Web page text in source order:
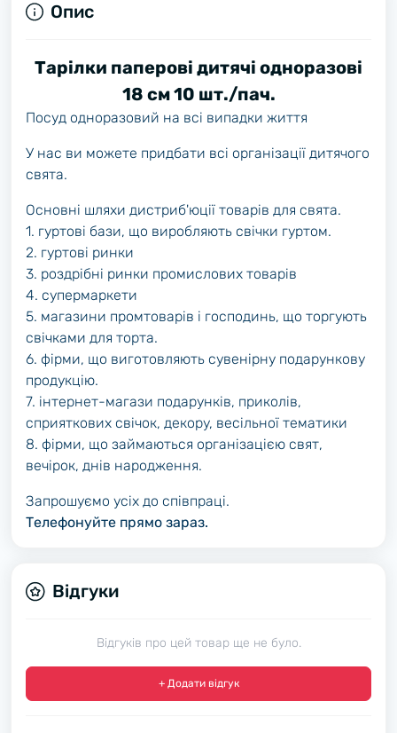
Опис
Тарілки паперові дитячі одноразові
18 см 10 шт./пач.
Посуд одноразовий на всі випадки життя
У нас ви можете придбати всі організації дитячого
свята.
Основні шляхи дистриб'юції товарів для свята.
1. гуртові бази, що виробляють свічки гуртом.
2. гуртові ринки
3. роздрібні ринки промислових товарів
4. супермаркети
5. магазини промтоварів і господинь, що торгують
свічками для торта.
6. фірми, що виготовляють сувенірну подарункову
продукцію.
7. інтернет-магази подарунків, приколів,
сприяткових свічок, декору, весільної тематики
8. фірми, що займаються організацією свят,
вечірок, днів народження.
Запрошуємо усіх до співпраці.
Телефонуйте прямо зараз.
Відгуки
Відгуків про цей товар ще не було.
+ Додати відгук